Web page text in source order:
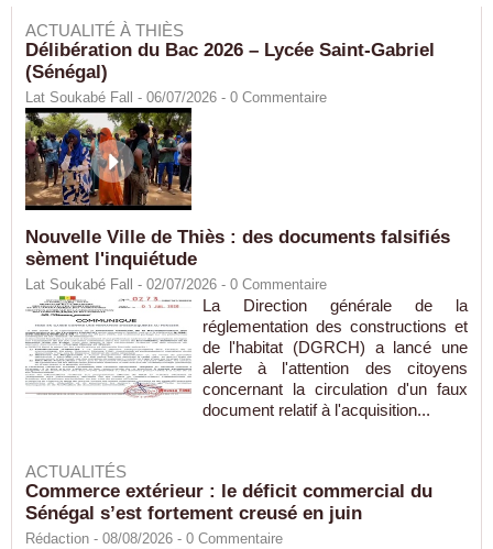
ACTUALITÉ À THIÈS
Délibération du Bac 2026 – Lycée Saint-Gabriel
(Sénégal)
Lat Soukabé Fall - 06/07/2026 - 0 Commentaire
Nouvelle Ville de Thiès : des documents falsifiés
sèment l'inquiétude
Lat Soukabé Fall - 02/07/2026 - 0 Commentaire
La Direction générale de la
réglementation des constructions et
de l'habitat (DGRCH) a lancé une
alerte à l'attention des citoyens
concernant la circulation d'un faux
document relatif à l'acquisition...
ACTUALITÉS
Commerce extérieur : le déficit commercial du
Sénégal s’est fortement creusé en juin
Rédaction - 08/08/2026 - 0 Commentaire